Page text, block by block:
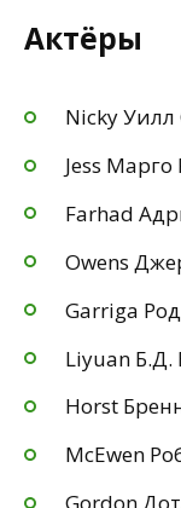
Актёры
Nicky
Jess
Farhad
Owens
Garriga
Liyuan Б.Д.
Horst
McEwen